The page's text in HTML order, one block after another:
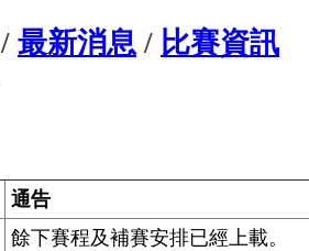
/ 最新消息 / 比賽資訊
通告
餘下賽程及補賽安排已經上載。